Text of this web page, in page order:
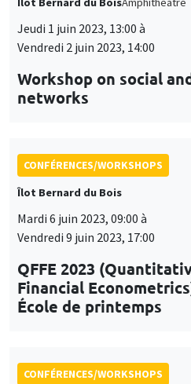
Jeudi 1 juin 2023, 13:00 à
Vendredi 2 juin 2023, 14:00
Workshop on social
networks
CONFÉRENCES/WORKSHOPS
Îlot Bernard du Bois
Mardi 6 juin 2023, 09:00 à
Vendredi 9 juin 2023, 17:00
QFFE 2023
Financial
École de printemps
CONFÉRENCES/WORKSHOPS